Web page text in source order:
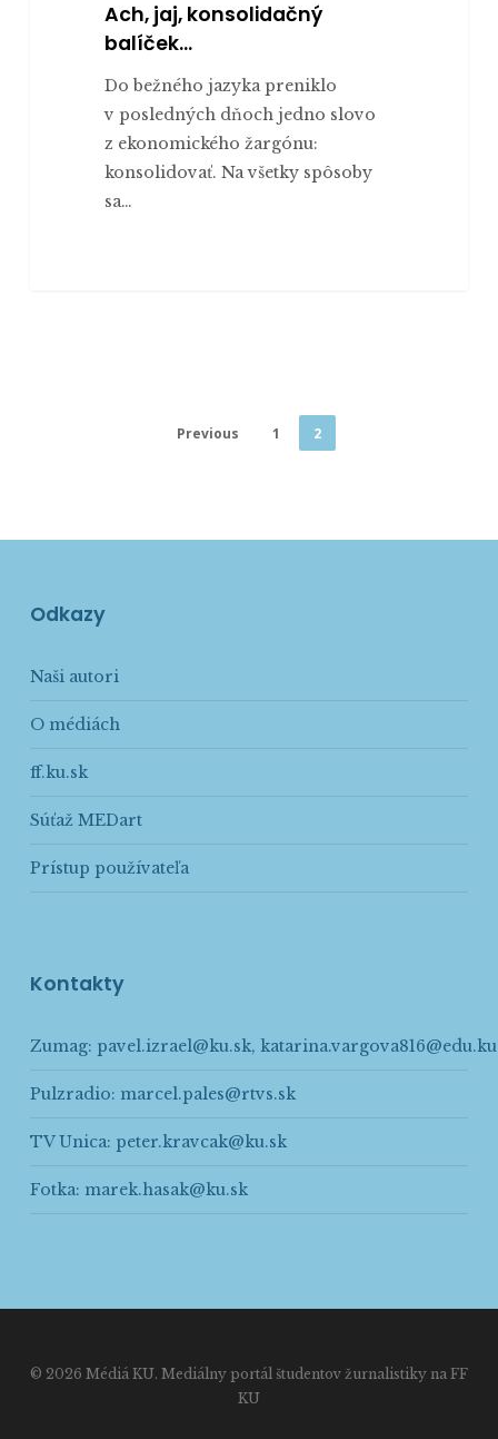
Ach, jaj, konsolidačný
balíček…
Do bežného jazyka preniklo
v posledných dňoch jedno slovo
z ekonomického žargónu:
konsolidovať. Na všetky spôsoby
sa…
Previous 1 2
Odkazy
Naši autori
O médiách
ff.ku.sk
Súťaž MEDart
Prístup používateľa
Kontakty
Zumag: pavel.izrael@ku.sk,
Pulzradio: marcel.pales@rtvs.sk
TV Unica: peter.kravcak@ku.sk
Fotka: marek.hasak@ku.sk
© 2026 Médiá KU. Mediálny portál študentov žurnalistiky na FF
KU